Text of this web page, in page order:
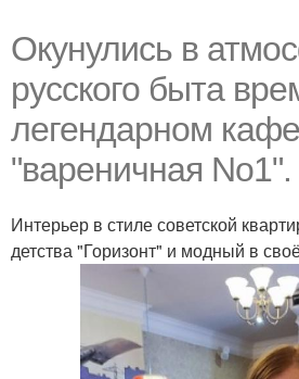
Окунулись в
русского быта
легендарном кафе
"вареничная No1".
Интерьер в стиле советской
детства "Горизонт" и модный в